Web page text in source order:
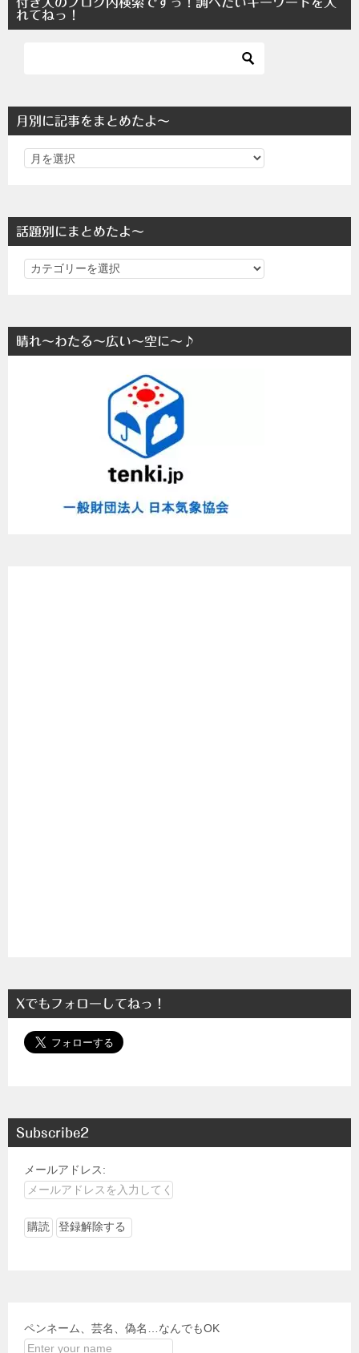
れてねっ！
月別に記事をまとめたよ～
話題別にまとめたよ～
話
に
ま
晴れ～わたる～広い～空に～♪
Xでもフォローしてねっ！
Subscribe2
メールアドレス:
ペンネーム、芸名、偽名…なんでもOK